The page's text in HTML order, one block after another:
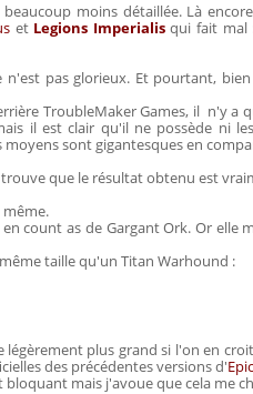
moins détaillée. Là
et Legions Imperialisqui fait mal
n'est pas glorieux. Et pourtant,
TroubleMaker Games, il n'y a
il est clair qu'il ne possède ni
sont gigantesques en
que le résultat obtenu est
en count as de Gargant Ork. Or
taille qu'un Titan Warhound :
légèrement plus grand si l'on en
des précédentes versions d'Epic
bloquant mais j'avoue que cela me